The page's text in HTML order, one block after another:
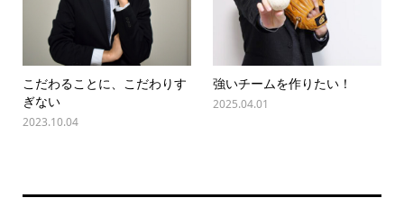
こだわることに、こだわりす
ぎない
2023.10.04
強いチームを作りたい！
2025.04.01